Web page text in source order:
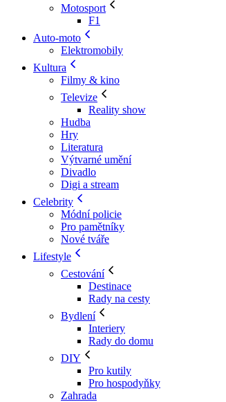
Motosport
F1
Auto-moto
Elektromobily
Kultura
Filmy & kino
Televize
Reality show
Hudba
Hry
Literatura
Výtvarné umění
Divadlo
Digi a stream
Celebrity
Módní policie
Pro pamětníky
Nové tváře
Lifestyle
Cestování
Destinace
Rady na cesty
Bydlení
Interiery
Rady do domu
DIY
Pro kutily
Pro hospodyňky
Zahrada